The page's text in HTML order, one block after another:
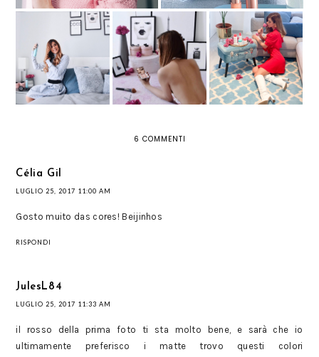
CAPELLI PERFETTI
IN OGNI
OCCASIONE? ECCO
IL SEGRETO PER
UNA PIEGA CHE
DURA A LUNGO
L'ORCHIDÉE CORAIL
BY SISLEY PARIS
MY CLARINS: IL
NUOVO GESTO
HEALTY PER LA TUA
BEAUTY ROUTINE
6 COMMENTI
Célia Gil
LUGLIO 25, 2017 11:00 AM
Gosto muito das cores! Beijinhos
RISPONDI
JulesL84
LUGLIO 25, 2017 11:33 AM
il rosso della prima foto ti sta molto bene, e sarà che io
ultimamente preferisco i matte trovo questi colori